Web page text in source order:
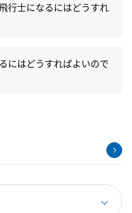
行士になるにはどうすれ
にはどうすればよいので